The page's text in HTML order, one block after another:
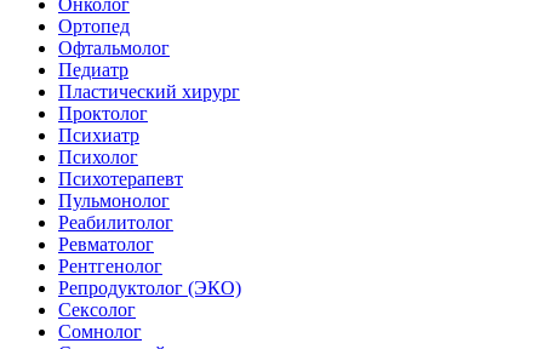
Онколог
Ортопед
Офтальмолог
Педиатр
Пластический хирург
Проктолог
Психиатр
Психолог
Психотерапевт
Пульмонолог
Реабилитолог
Ревматолог
Рентгенолог
Репродуктолог (ЭКО)
Сексолог
Сомнолог